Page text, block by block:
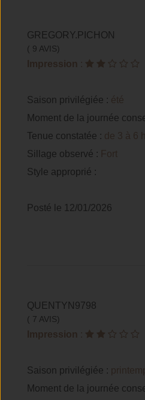
GREGORY.PICHON
( 9 AVIS)
Impression :
Saison privilégiée : été
Moment de la journée
Tenue constatée : de 3 à 6
Sillage observé : Fort
Style approprié :
Posté le 12/01/2026
QUENTYN9798
( 7 AVIS)
Impression :
Saison privilégiée :
Moment de la journée